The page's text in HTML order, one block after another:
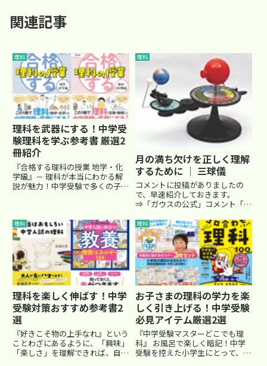
関連記事
理科
理科を武器にする！中学受
験理科を学ぶ参考書 厳選2
冊紹介
『合格する理科の授業 地学・化
学編』－ 理科が本当にわかる解
説が魅力！中学受験で多くの子が
編』です。この本は、「だから、
そうなのか！」と子ども自身が納
得...
理科
月の満ち欠けを正しく理解
するために ｜ 三球儀
コメントに投稿がありましたの
で、早速紹介しておきます。
⇒「ガウスの公式」コメント「三
入る時代になったんですねぇ。
昔、ニュートンが手作りで太陽系
の模型を作って人々を驚かせたと
いう逸話を思い出しました。光を
当て...
理科
理科を楽しく伸ばす！中学
受験対策おすすめ参考書2
選
『好きこそ物の上手なれ』という
ことわざにあるように、「興味」
「楽しさ」を理解できれば、自然
理科
お子さまの理科の学力を楽
しく引き上げる！中学受験
必見アイテム厳選2選
『中学受験マスターどこでも理
科』 お風呂で楽しく暗記！中学
受験を控えた小学生にとって、理